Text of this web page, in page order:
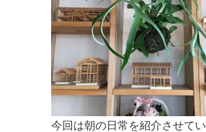
今回は朝の日常を紹介させて